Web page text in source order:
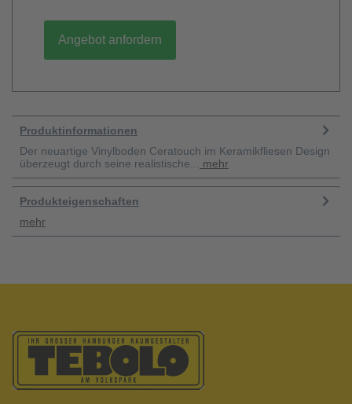
Angebot anfordern
Produktinformationen
Der neuartige Vinylboden Ceratouch im Keramikfliesen Design
überzeugt durch seine realistische...
mehr
Produkteigenschaften
mehr